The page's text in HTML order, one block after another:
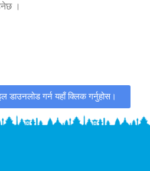
।
डाउनलोड गर्न यहाँ क्लिक गर्नुहोस।